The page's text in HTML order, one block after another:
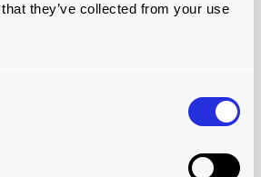
they’ve collected from your use